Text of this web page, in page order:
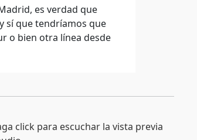
es verdad que
sí que tendríamos que
o bien otra línea desde